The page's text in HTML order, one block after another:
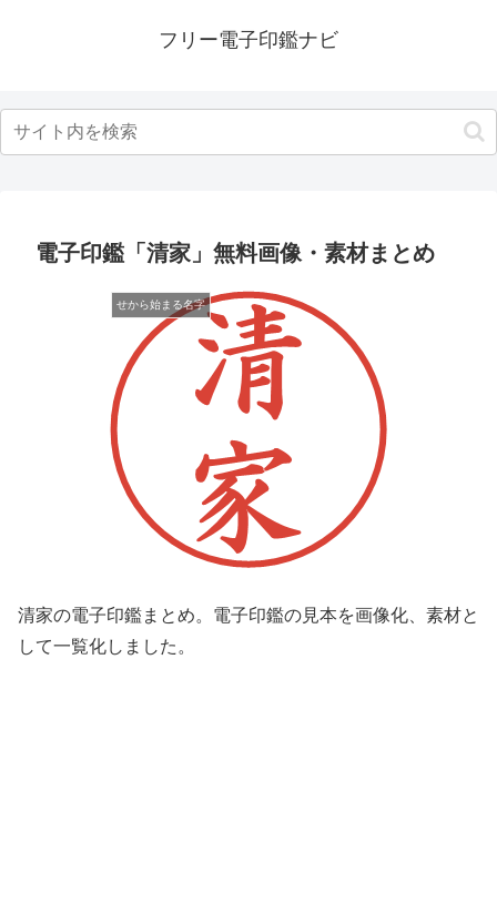
フリー電子印鑑ナビ
電子印鑑「清家」無料画像・素材まとめ
せから始まる名字
清家の電子印鑑まとめ。電子印鑑の見本を画像化、素材と
して一覧化しました。